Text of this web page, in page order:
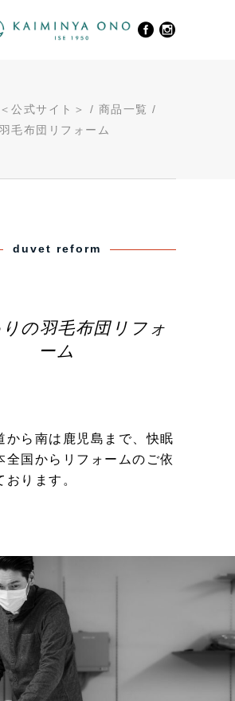
公式サイト＞ / 商品一覧 /
毛布団リフォーム
duvet reform
りの羽毛布団リフォ
ーム
から南は鹿児島まで、快眠
全国から リフォームのご依
おります。